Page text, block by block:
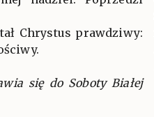
Chrystus prawdziwy:
się do Soboty Białej